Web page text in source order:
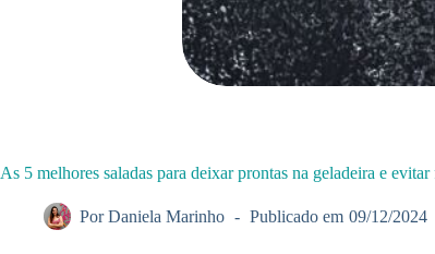
As 5 melhores saladas para deixar prontas na geladeira e
Por Daniela Marinho Publicado em 09/12/2024